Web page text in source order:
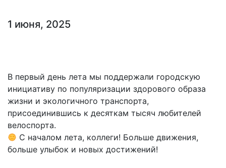
1 июня, 2025
В первый день лета мы поддержали городскую
инициативу по популяризации здорового образа
жизни и экологичного транспорта,
присоединившись к десяткам тысяч любителей
велоспорта.
С началом лета, коллеги! Больше движения,
больше улыбок и новых достижений!